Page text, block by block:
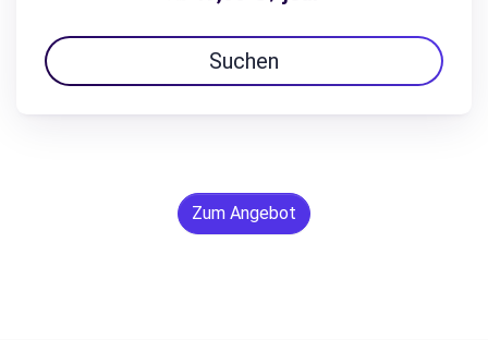
Suchen
Zum Angebot